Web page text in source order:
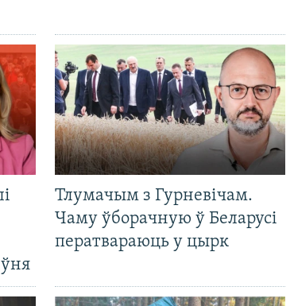
Тлумачым з Гурневічам.
Чаму ўборачную ў Беларусі
ператвараюць у цырк